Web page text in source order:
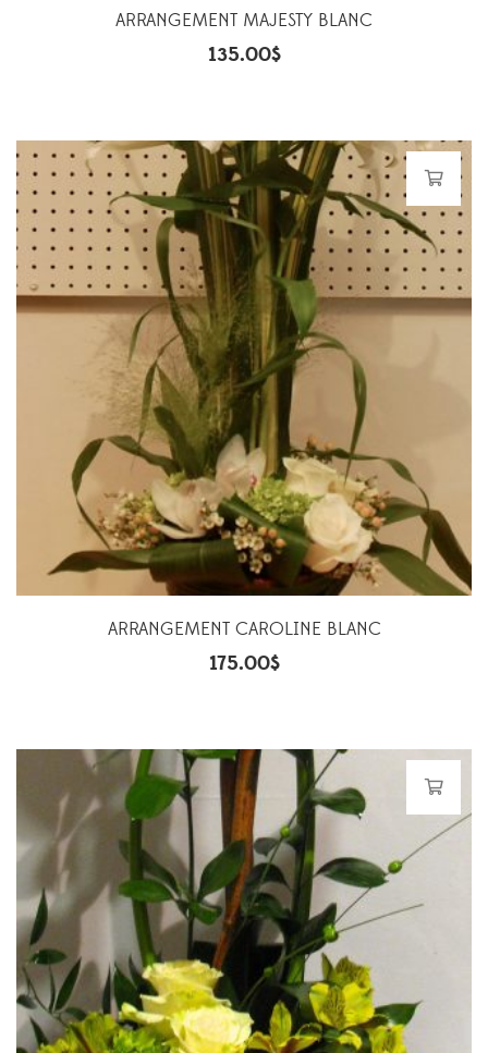
ARRANGEMENT MAJESTY BLANC
135.00$
ARRANGEMENT CAROLINE BLANC
175.00$